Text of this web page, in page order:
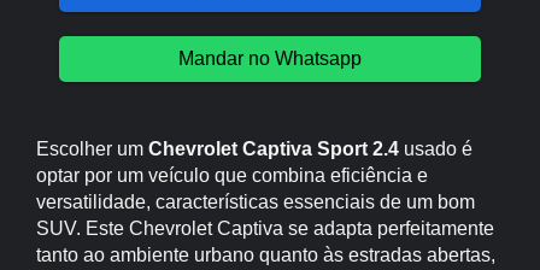
Mandar no Whatsapp
Escolher um Chevrolet Captiva Sport 2.4 usado é
optar por um veículo que combina eficiência e
versatilidade, características essenciais de um bom
SUV. Este Chevrolet Captiva se adapta perfeitamente
tanto ao ambiente urbano quanto às estradas abertas,